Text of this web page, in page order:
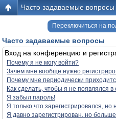
Часто задаваемые вопросы
Переключиться на
Часто задаваемые вопросы
Вход на конференцию и
Почему я не могу войти?
Зачем мне вообще нужно
Почему мне периодически
Как сделать, чтобы я не появлялся
Я забыл пароль!
Я только что зарегистрировался, но
Я давно зарегистрирован, но